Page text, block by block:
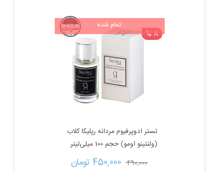
8 %
تمام شده
تستر ادوپرفیوم مردانه‌ رپلیکا کلاب
(ولنتینو اومو) حجم 100 میلی‌لیتر
490,000 قیمت
450,000 تومان